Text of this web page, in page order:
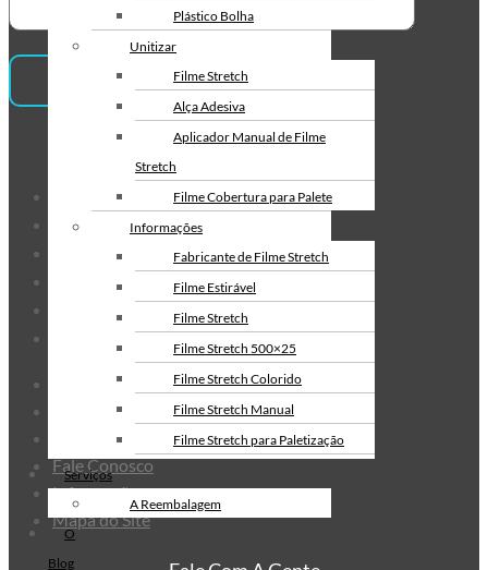
Personalizado
Personalizado
Envelope de Segurança para
Plástico Bolha
Unitizar
Filme Stretch
Alça Adesiva
Aplicador Manual de Filme
Stretch
Filme Cobertura para Palete
Informações
Fabricante de Filme Stretch
Filme Estirável
Filme Stretch
Filme Stretch 500×25
Filme Stretch Colorido
Filme Stretch Manual
Filme Stretch para Paletização
Filme Stretch Preto
Fita de Arquear 10mm
Serviços
A Reembalagem
O
Blog
Institucional
Sobre Nós
Produtos
Serviços
Fale Conosco
Mapa do Site
Sobre Nós
Produtos
Fale Conosco
Informações
Mapa do Site